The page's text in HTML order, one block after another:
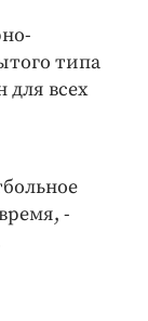
типа
для всех
-